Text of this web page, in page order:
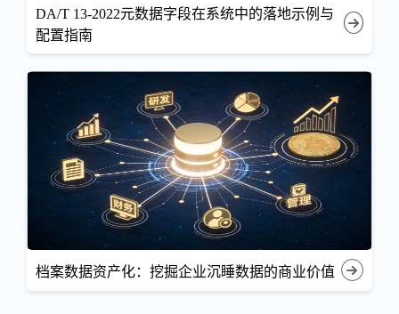
DA/T 13-2022元数据字段在系统中的落地示例与
配置指南
档案数据资产化：挖掘企业沉睡数据的商业价值